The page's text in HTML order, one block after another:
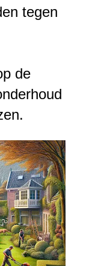
tegen
de